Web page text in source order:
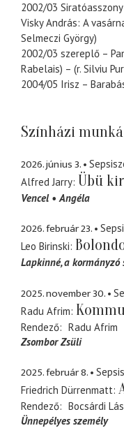
2002/03
Visky András: A
Selmeczi György)
2002/03 szereplő –
Rabelais) – (r. Silviu
2004/05 Irisz –
Színházi
2026. június 3.
Alfred Jarry Übü
Vencel
Angéla
2026. február 23.
Leo Birinski
Lapkinné a kormányzó
2025. november 30.
Radu Afrim
Rendező
Radu Afrim
Zsombor Zsüli
2025. február 8.
Friedrich Dürrenmatt
Rendező
Bocsárdi
Ünnepélyes személy